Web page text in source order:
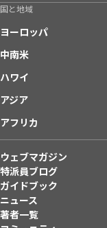
国と地域
ヨーロッパ
中南米
ハワイ
アジア
アフリカ
ウェブマガジン
特派員ブログ
ガイドブック
ニュース
著者一覧